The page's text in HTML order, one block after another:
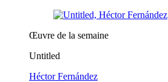
Œuvre de la semaine
Untitled
Héctor Fernández